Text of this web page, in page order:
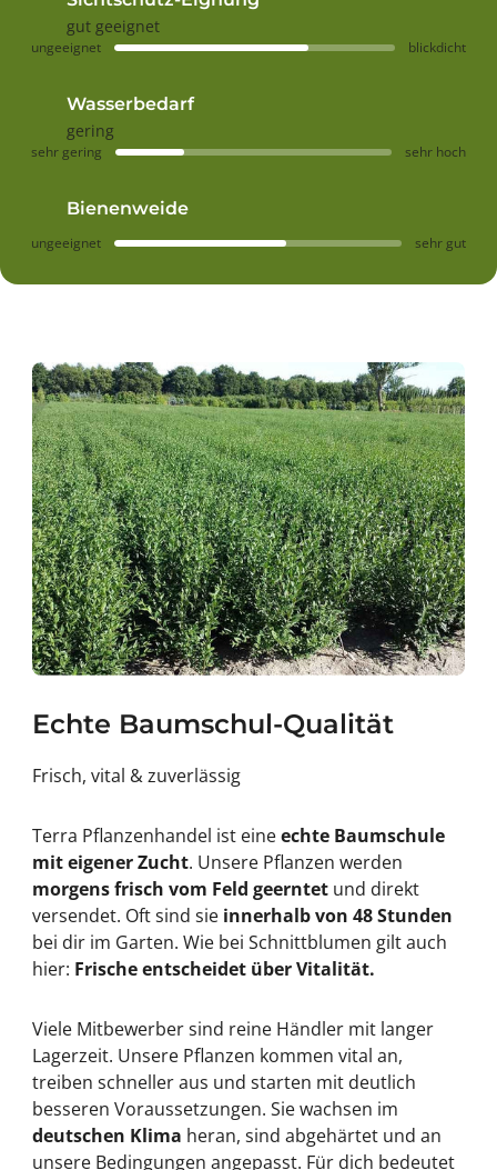
gut geeignet
ungeeignet blickdicht
Wasserbedarf
gering
sehr gering sehr hoch
Bienenweide
ungeeignet sehr gut
Echte Baumschul-Qualität
Frisch, vital & zuverlässig
Terra Pflanzenhandel ist eineechte Baumschule
mit eigener Zucht. Unsere Pflanzen werden
morgens frisch vom Feld geerntetund direkt
versendet. Oft sind sie innerhalb von 48 Stunden
bei dir im Garten. Wie bei Schnittblumen gilt auch
hier: Frische entscheidet über Vitalität.
Viele Mitbewerber sind reine Händler mit langer
Lagerzeit. Unsere Pflanzen kommen vital an,
treiben schneller aus und starten mit deutlich
besseren Voraussetzungen. Sie wachsen im
deutschen Klima heran, sind abgehärtet und an
unsere Bedingungen angepasst. Für dich bedeutet